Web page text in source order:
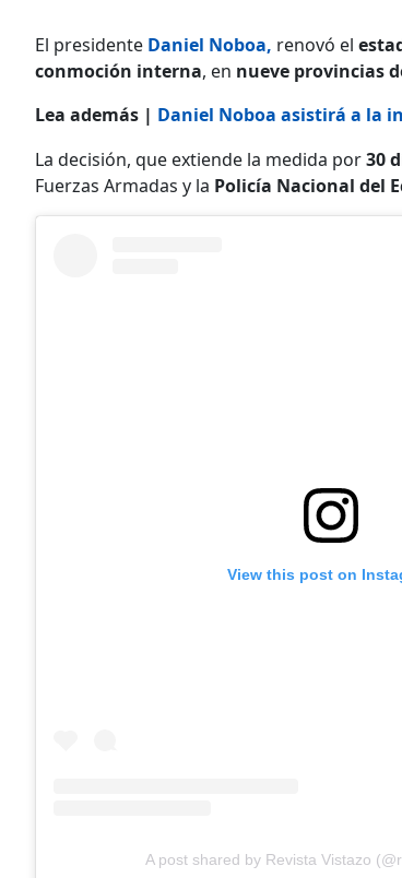
El presidente Daniel Noboa, renovó el
conmoción interna, en nueve provincias
Lea además | Daniel Noboa asistirá a la
La decisión, que extiende la medida por30
Fuerzas Armadas y la Policía Nacional del
View this post on
A post shared by Revista Vistazo